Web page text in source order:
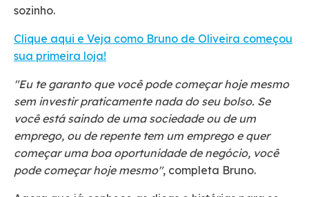
sozinho.
Clique aqui e Veja como Bruno de Oliveira começou
sua primeira loja!
"Eu te garanto que você pode começar hoje mesmo
sem investir praticamente nada do seu bolso. Se
você está saindo de uma sociedade ou de um
emprego, ou de repente tem um emprego e quer
começar uma boa oportunidade de negócio, você
pode começar hoje mesmo", completa Bruno.